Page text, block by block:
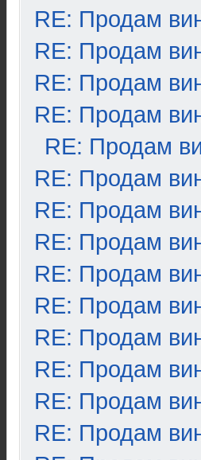
RE: Продам
RE: Продам
RE: Продам
RE: Продам
RE: Продам
RE: Продам
RE: Продам
RE: Продам
RE: Продам
RE: Продам
RE: Продам
RE: Продам
RE: Продам
RE: Продам